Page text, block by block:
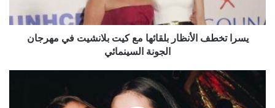
مهرجان
الجونةيسرا تخطف الأنظار بلقائها مع كيت بلانشيت في مهرجان
الجونة السينمائي